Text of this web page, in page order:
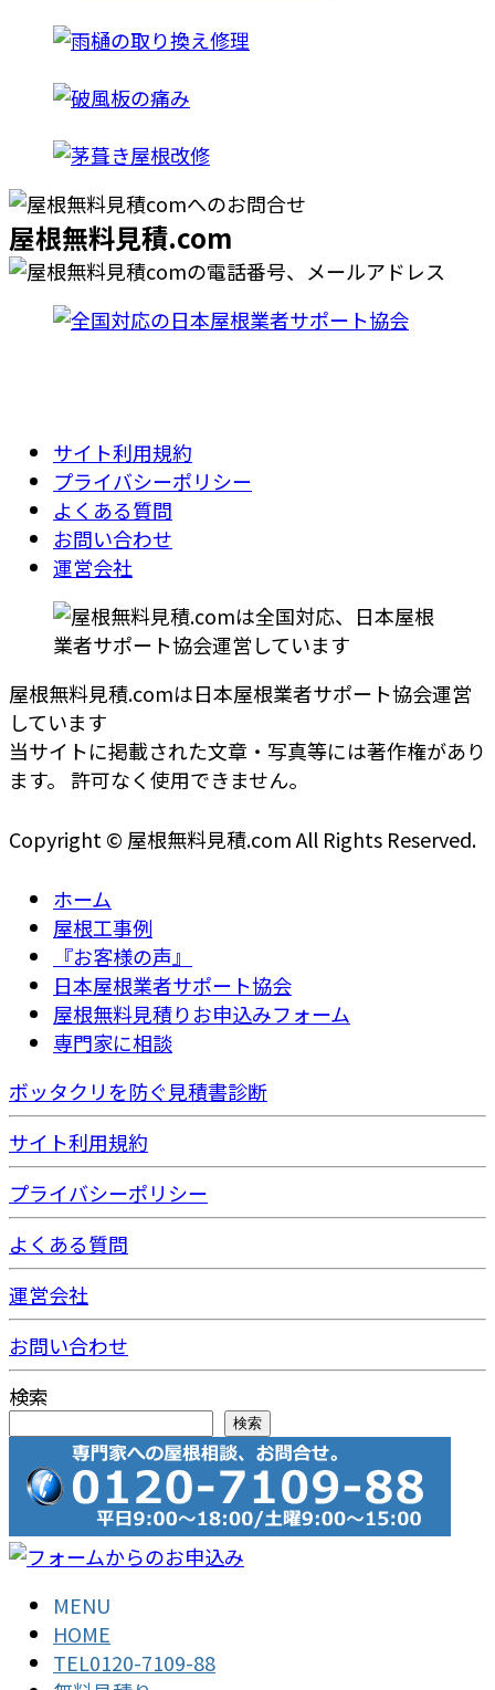
屋根無料見積.com
サイト利用規約
プライバシーポリシー
よくある質問
お問い合わせ
運営会社
屋根無料見積.comは日本屋根業者サポート協会運営
しています
当サイトに掲載された文章・写真等には著作権があり
ます。 許可なく使用できません。
Copyright © 屋根無料見積.com All Rights Reserved.
ホーム
屋根工事例
『お客様の声』
日本屋根業者サポート協会
屋根無料見積りお申込みフォーム
専門家に相談
ボッタクリを防ぐ見積書診断
サイト利用規約
プライバシーポリシー
よくある質問
運営会社
お問い合わせ
検索
検索
MENU
HOME
TEL0120-7109-88